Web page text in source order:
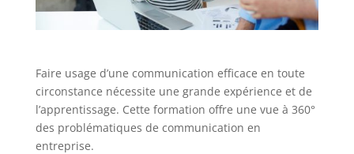
Faire usage d’une communication efficace en toute
circonstance nécessite une grande expérience et de
l’apprentissage. Cette formation offre une vue à 360°
des problématiques de communication en
entreprise.